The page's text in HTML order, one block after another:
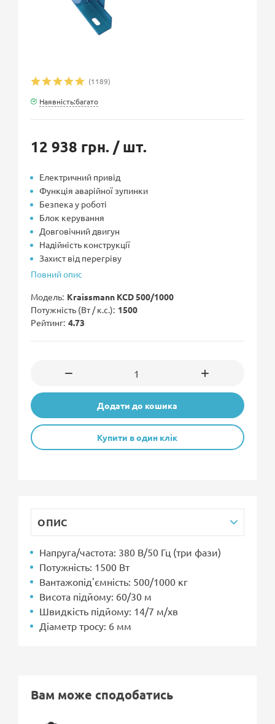
(1189)
Наявність:багато
12 938 грн. / шт.
Електричний привід
Функція аварійної зупинки
Безпека у роботі
Блок керування
Довговічний двигун
Надійність конструкції
Захист від перегріву
Повний опис
Модель Kraissmann KCD 500/1000
Потужність (Вт / к.с.) 1500
Рейтинг 4.73
Додати до кошика
Купити в один клік
ОПИС
Напруга/частота: 380 В/50 Гц (три фази)
Потужність: 1500 Вт
Вантажопід'ємність: 500/1000 кг
Висота підйому: 60/30 м
Швидкість підйому: 14/7 м/хв
Діаметр тросу: 6 мм
Вам може сподобатись